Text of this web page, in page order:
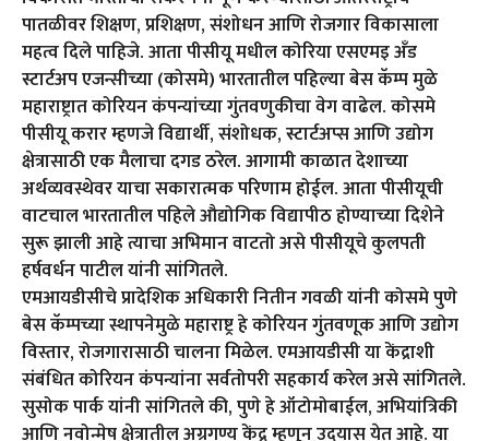
पातळीवर शिक्षण, प्रशिक्षण, संशोधन आणि रोजगार विकासाला
महत्व दिले पाहिजे. आता पीसीयू मधील कोरिया एसएमइ अँड
स्टार्टअप एजन्सीच्या (कोसमे) भारतातील पहिल्या बेस कॅम्प मुळे
महाराष्ट्रात कोरियन कंपन्यांच्या गुंतवणुकीचा वेग वाढेल. कोसमे
पीसीयू करार म्हणजे विद्यार्थी, संशोधक, स्टार्टअप्स आणि उद्योग
क्षेत्रासाठी एक मैलाचा दगड ठरेल. आगामी काळात देशाच्या
अर्थव्यवस्थेवर याचा सकारात्मक परिणाम होईल. आता पीसीयूची
वाटचाल भारतातील पहिले औद्योगिक विद्यापीठ होण्याच्या दिशेने
सुरू झाली आहे त्याचा अभिमान वाटतो असे पीसीयूचे कुलपती
हर्षवर्धन पाटील यांनी सांगितले.
एमआयडीसीचे प्रादेशिक अधिकारी नितीन गवळी यांनी कोसमे पुणे
बेस कॅम्पच्या स्थापनेमुळे महाराष्ट्र हे कोरियन गुंतवणूक आणि उद्योग
विस्तार, रोजगारासाठी चालना मिळेल. एमआयडीसी या केंद्राशी
संबंधित कोरियन कंपन्यांना सर्वतोपरी सहकार्य करेल असे सांगितले.
सुसोक पार्क यांनी सांगितले की, पुणे हे ऑटोमोबाईल, अभियांत्रिकी
आणि नवोन्मेष क्षेत्रातील अग्रगण्य केंद्र म्हणून उदयास येत आहे. या